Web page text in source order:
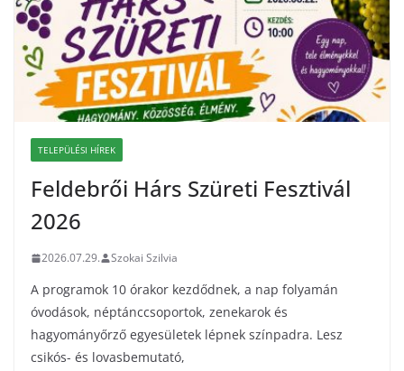
TELEPÜLÉSI HÍREK
Feldebrői Hárs Szüreti Fesztivál
2026
2026.07.29. Szokai Szilvia
A programok 10 órakor kezdődnek, a nap folyamán
óvodások, néptánccsoportok, zenekarok és
hagyományőrző egyesületek lépnek színpadra. Lesz
csikós- és lovasbemutató,